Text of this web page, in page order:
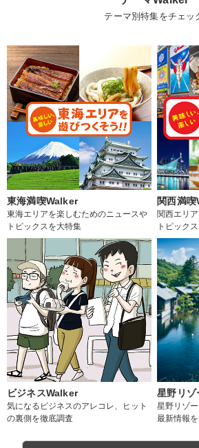
テーマ別特集をチェッ
東海満喫Walker
東海エリアを楽しむためのニュースや
トピックスを大特集
関西満
関西エリ
トピック
ビジネスWalker
気になるビジネスのアレコレ、ヒット
の裏側を徹底調査
星野リ
星野リゾ
最新情報を